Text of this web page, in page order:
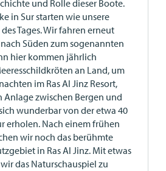
und Rolle dieser Boote.
in Sur starten wie unsere
Tages. Wir fahren erneut
Süden zum sogenannten
hier kommen jährlich
an Land, um
im Ras Al Jinz Resort,
zwischen Bergen und
wunderbar von der etwa 40
erholen. Nach einem frühen
wir noch das berühmte
in Ras Al Jinz. Mit etwas
das Naturschauspiel zu